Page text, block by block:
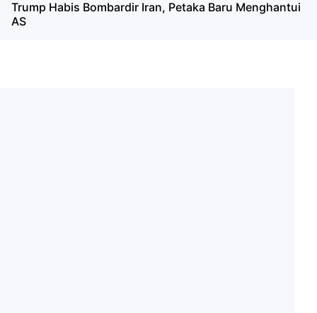
Trump Habis Bombardir Iran, Petaka Baru Menghantui
AS